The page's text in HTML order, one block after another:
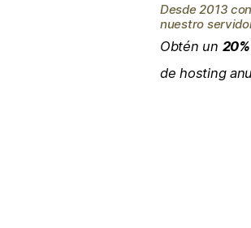
Desde 2013
nuestro
Obtén un
de hosting